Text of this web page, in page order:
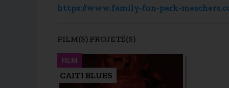
https://www.family-fun-park-
FILM(S) PROJETÉ(S)
CAITI BLUES
FILM